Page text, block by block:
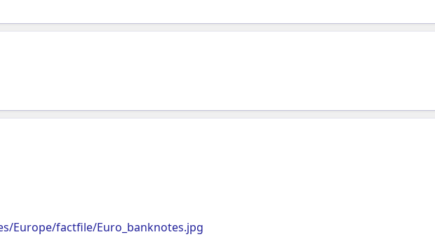
Europe/factfile/Euro_banknotes.jpg